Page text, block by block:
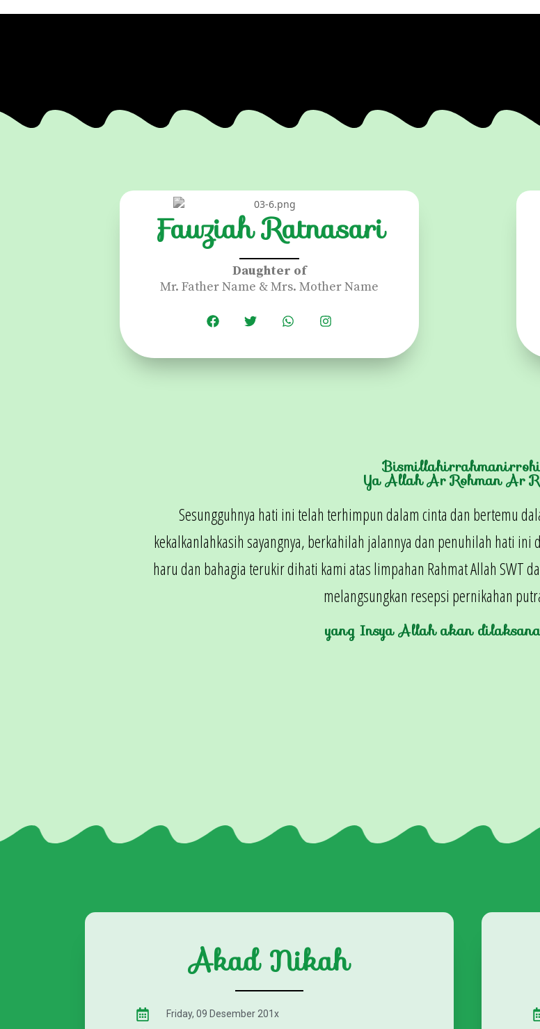
Fauziah Ratnasari
Daughter of
Mr. Father Name & Mrs. Mother Name
Ya Allah Ar Rohman Ar
Sesungguhnya hati ini telah terhimpun dalam cinta dan bertemu
kekalkanlahkasih sayangnya, berkahilah jalannya dan penuhilah hati ini
haru dan bahagia terukir dihati kami atas limpahan Rahmat Allah SWT
melangsungkan resepsi pernikahan
yang Insya Allah akan
Akad Nikah
Friday, 09 Desember 201x